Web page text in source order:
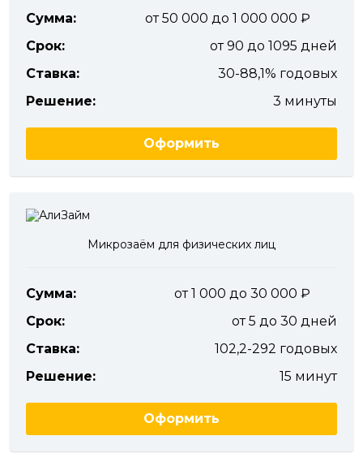
Сумма:
от 50 000 до 1 000 000
Срок:
от 90 до 1095 дней
Ставка:
30-88,1% годовых
Решение:
3 минуты
Оформить
Микрозаём для физических лиц
Сумма:
от 1 000 до 30 000
Срок:
от 5 до 30 дней
Ставка:
102,2-292 годовых
Решение:
15 минут
Оформить